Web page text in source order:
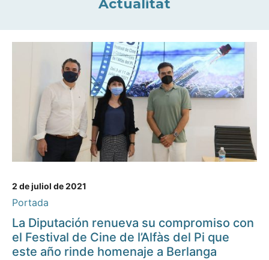
Actualitat
2 de juliol de 2021
Portada
La Diputación renueva su compromiso con
el Festival de Cine de l’Alfàs del Pi que
este año rinde homenaje a Berlanga